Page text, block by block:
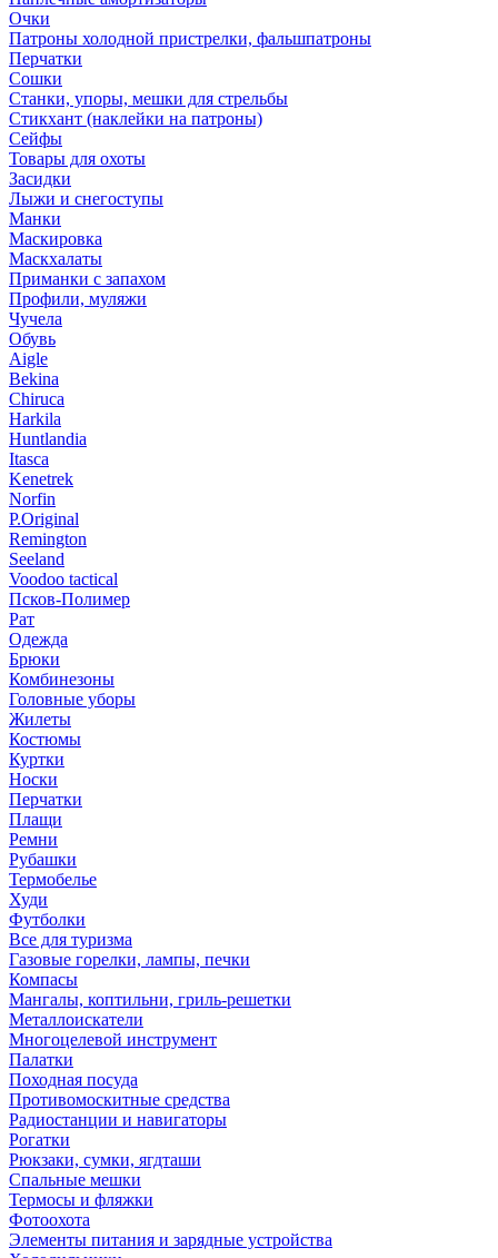
Очки
Патроны холодной пристрелки, фальшпатроны
Перчатки
Сошки
Станки, упоры, мешки для стрельбы
Стикхант (наклейки на патроны)
Сейфы
Товары для охоты
Засидки
Лыжи и снегоступы
Манки
Маскировка
Маскхалаты
Приманки с запахом
Профили, муляжи
Чучела
Обувь
Aigle
Bekina
Chiruсa
Harkila
Huntlandia
Itasca
Kenetrek
Norfin
P.Original
Remington
Seeland
Voodoo tactical
Псков-Полимер
Рат
Одежда
Брюки
Комбинезоны
Головные уборы
Жилеты
Костюмы
Куртки
Носки
Перчатки
Плащи
Ремни
Рубашки
Термобелье
Худи
Футболки
Все для туризма
Газовые горелки, лампы, печки
Компасы
Мангалы, коптильни, гриль-решетки
Металлоискатели
Многоцелевой инструмент
Палатки
Походная посуда
Противомоскитные средства
Радиостанции и навигаторы
Рогатки
Рюкзаки, сумки, ягдташи
Спальные мешки
Термосы и фляжки
Фотоохота
Элементы питания и зарядные устройства